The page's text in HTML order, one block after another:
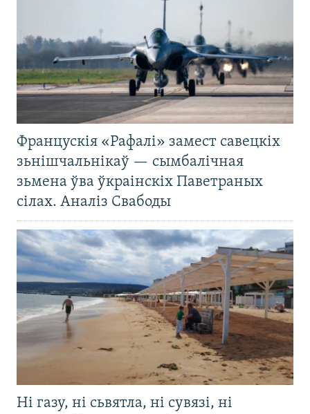
Францускія «Рафалі» замест савецкіх
зьнішчальнікаў — сымбалічная
зьмена ўва ўкраінскіх Паветраных
сілах. Аналіз Свабоды
Ні газу, ні сьвятла, ні сувязі, ні